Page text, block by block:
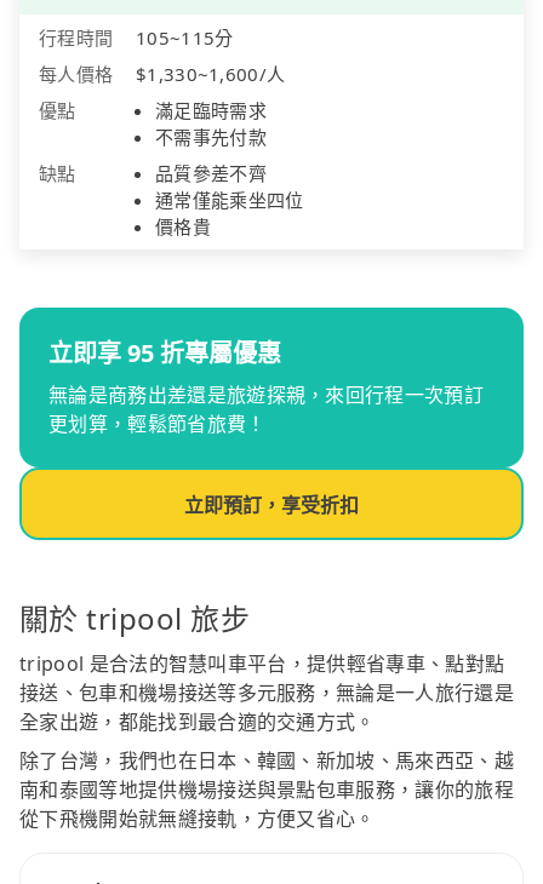
行程時間
105~115分
每人價格
$1,330~1,600/人
優點
滿足臨時需求
不需事先付款
缺點
品質參差不齊
通常僅能乘坐四位
價格貴
立即享 95 折專屬優惠
無論是商務出差還是旅遊探親，來回行程一次預訂
更划算，輕鬆節省旅費！
立即預訂，享受折扣
關於 tripool 旅步
tripool 是合法的智慧叫車平台，提供輕省專車、點對點
接送、包車和機場接送等多元服務，無論是一人旅行還是
全家出遊，都能找到最合適的交通方式。
除了台灣，我們也在日本、韓國、新加坡、馬來西亞、越
南和泰國等地提供機場接送與景點包車服務，讓你的旅程
從下飛機開始就無縫接軌，方便又省心。